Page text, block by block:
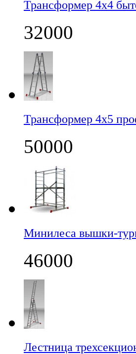
Трансформер 4х4
32000
Трансформер 4х5
50000
Минилеса вышки-
46000
Лестница